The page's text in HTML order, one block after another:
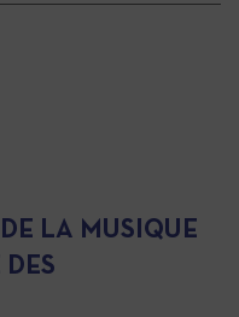
LA MUSIQUE